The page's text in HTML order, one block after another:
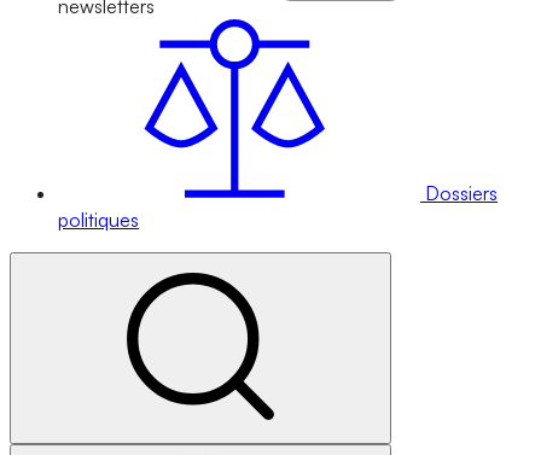
newsletters
Dossiers
politiques